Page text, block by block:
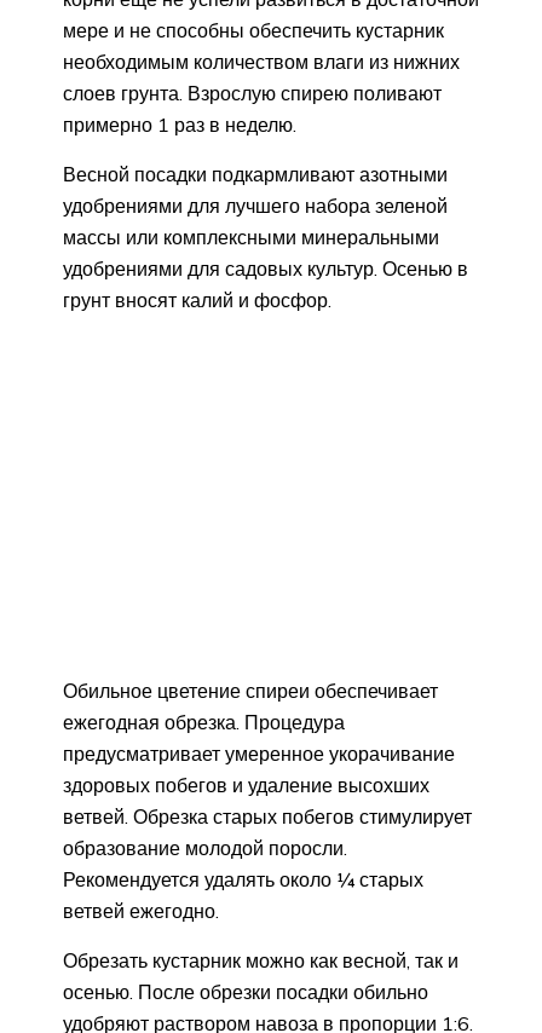
мере и не способны обеспечить кустарник
необходимым количеством влаги из нижних
слоев грунта. Взрослую спирею поливают
примерно 1 раз в неделю.
Весной посадки подкармливают азотными
удобрениями для лучшего набора зеленой
массы или комплексными минеральными
удобрениями для садовых культур. Осенью в
грунт вносят калий и фосфор.
Обильное цветение спиреи обеспечивает
ежегодная обрезка. Процедура
предусматривает умеренное укорачивание
здоровых побегов и удаление высохших
ветвей. Обрезка старых побегов стимулирует
образование молодой поросли.
Рекомендуется удалять около ¼ старых
ветвей ежегодно.
Обрезать кустарник можно как весной, так и
осенью. После обрезки посадки обильно
удобряют раствором навоза в пропорции 1:6.